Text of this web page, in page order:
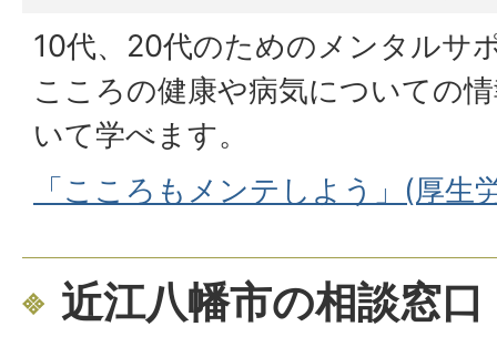
10代、20代のためのメンタルサ
こころの健康や病気についての
いて学べます。
「こころもメンテしよう」(厚生
近江八幡市の相談窓口